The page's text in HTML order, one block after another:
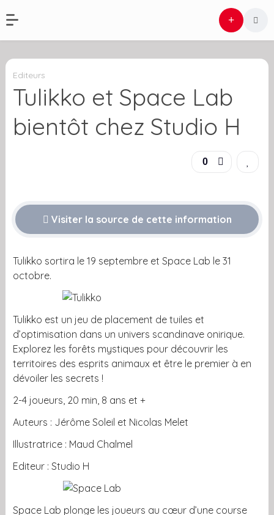
Editeurs
Tulikko et Space Lab
bientôt chez Studio H
0
Visiter la source de cette information
Tulikko sortira le 19 septembre et Space Lab le 31
octobre.
Tulikko est un jeu de placement de tuiles et
d’optimisation dans un univers scandinave onirique.
Explorez les forêts mystiques pour découvrir les
territoires des esprits animaux et être le premier à en
dévoiler les secrets !
2-4 joueurs, 20 min, 8 ans et +
Auteurs : Jérôme Soleil et Nicolas Melet
Illustratrice : Maud Chalmel
Editeur : Studio H
Space Lab plonge les joueurs au cœur d’une course